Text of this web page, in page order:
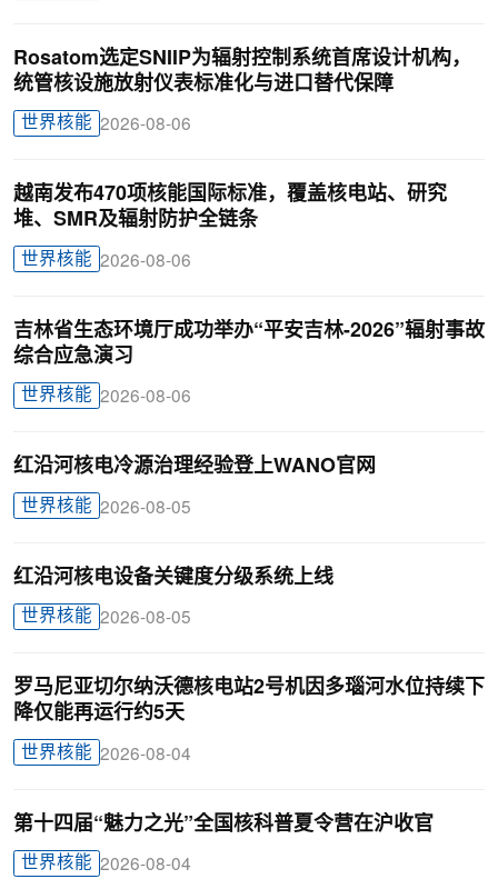
Rosatom选定SNIIP为辐射控制系统首席设计机构，
统管核设施放射仪表标准化与进口替代保障
世界核能 2026-08-06
越南发布470项核能国际标准，覆盖核电站、研究
堆、SMR及辐射防护全链条
世界核能 2026-08-06
吉林省生态环境厅成功举办“平安吉林-2026”辐射事故
综合应急演习
世界核能 2026-08-06
红沿河核电冷源治理经验登上WANO官网
世界核能 2026-08-05
红沿河核电设备关键度分级系统上线
世界核能 2026-08-05
罗马尼亚切尔纳沃德核电站2号机因多瑙河水位持续下
降仅能再运行约5天
世界核能 2026-08-04
第十四届“魅力之光”全国核科普夏令营在沪收官
世界核能 2026-08-04